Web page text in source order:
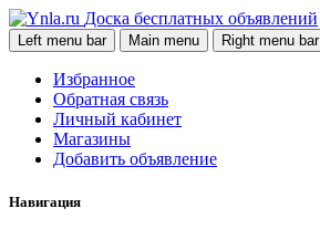
Доска бесплатных объявлений
Left menu bar Main menu Right menu bar
Избранное
Обратная связь
Личный кабинет
Магазины
Добавить объявление
Навигация